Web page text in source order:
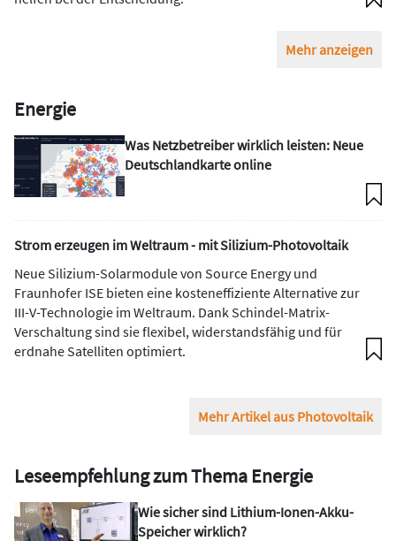
Mehr anzeigen
Energie
Was Netzbetreiber wirklich leisten: Neue
Deutschlandkarte online
Strom erzeugen im Weltraum - mit Silizium-Photovoltaik
Neue Silizium-Solarmodule von Source Energy und
Fraunhofer ISE bieten eine kosteneffiziente Alternative zur
III-V-Technologie im Weltraum. Dank Schindel-Matrix-
Verschaltung sind sie flexibel, widerstandsfähig und für
erdnahe Satelliten optimiert.
Mehr Artikel aus Photovoltaik
Leseempfehlung zum Thema Energie
Wie sicher sind Lithium-Ionen-Akku-
Speicher wirklich?